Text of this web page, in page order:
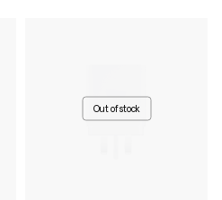
Out of stock